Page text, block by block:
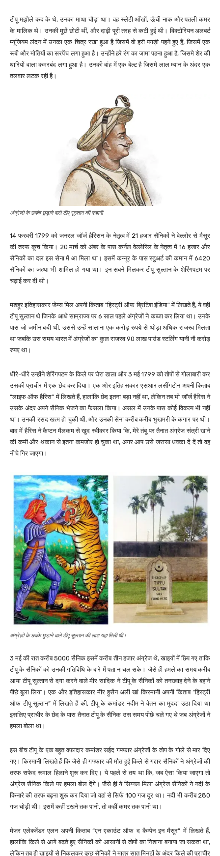
टीपू मझोले कद के थे, उनका माथा चौड़ा था। वह स्लेटी आँखों, ऊँची नाक और पतली कमर
के मालिक थे। उनकी मूछें छोटी थीं, और दाढ़ी पूरी तरह से कटी हुई थी। विक्टोरियन अलबर्ट
म्यूजियम लंदन में उनका एक चित्र रखा हुआ है जिसमें वो हरी पगड़ी पहने हुए हैं, जिसमें एक
रूबी और मोतियों का सरपेंच लगा हुआ है। उन्होंने हरे रंग का जामा पहना हुआ है, जिसमे शेर की
धारियों वाला कमरबंद लगा हुआ है। उनकी बांह में एक बेल्ट है जिसमे लाल म्यान के अंदर एक
तलवार लटक रही है।
अंग्रेज़ो के छक्के छुड़ाने वाले टीपू सुल्तान की कहानी
14 फरवरी 1799 को जनरल जॉर्ज हैरिसन के नेतृत्व में 21 हजार सैनिकों ने वेल्लोर से मैसूर
की तरफ कूच किया। 20 मार्च को अंबर के पास कर्नल वेल्लेस्लि के नेतृत्व में 16 हजार और
सैनिकों का दल इस सेना में आ मिला था। इसमें कन्नूर के पास स्टुअर्ट की कमान में 6420
सैनिकों का जत्था भी शामिल हो गया था। इन सबने मिलकर टीपू सुल्तान के शेरिंगपटम पर
चढ़ाई कर दी थी।
मशहूर इतिहासकार जेम्स मिल अपनी किताब “हिस्ट्री ऑफ ब्रिटिश इंडिया” में लिखते हैं, ये वही
टीपू सुल्तान थे जिनके आधे साम्राज्य पर 6 साल पहले अंग्रेजों ने कब्जा कर लिया था। उनके
पास जो जमीन बची थी, उससे उन्हें सालाना एक करोड़ रुपये से थोड़ा अधिक राजस्व मिलता
था जबकि उस समय भारत में अंग्रेजों का कुल राजस्व 90 लाख पाउंड स्टर्लिंग यानी नौ करोड़
रुपए था।
धीरे-धीरे उन्होंने शेरिंगपटम के किले पर घेरा डाला और 3 मई 1799 को तोपों से गोलाबारी कर
उसकी प्राचीर में एक छेद कर दिया। एक ओर इतिहासकार एसआर लसींगटोन अपनी किताब
“लाइफ ऑफ हैरिस” में लिखते हैं, हालांकि छेद इतना बड़ा नहीं था, लेकिन तब भी जॉर्ज हैरिस ने
उसके अंदर अपने सैनिक भेजने का फैसला किया। असल में उनके पास कोई विकल्प भी नहीं
था। उनकी रसद खत्म हो चुकी थी, और उनकी सेना करीब करीब भुखमरी के कगार पर थी।
बाद में हैरिस ने कैप्टन मैलकम से खुद स्वीकार किया कि, मेरे तंबू पर तैनात अंग्रेज संत्री खाने
की कमी और थकान से इतना कमजोर हो चुका था, अगर आप उसे जरासा धक्का दे दें तो वह
नीचे गिर जाएगा।
अंग्रेज़ो के छक्के छुड़ाने वाले टीपू सुल्तान की लाश यहा मिली थी।
3 मई की रात करीब 5000 सैनिक इसमें करीब तीन हजार अंग्रेज थे, खाइयों में छिप गए ताकि
टीपू के सैनिकों को उनकी गतिविधि के बारे में पता न चल सके। जैसे ही हमले का समय करीब
आया टीपू सुल्तान से दगा करने वाले मीर सादिक ने टीपू के सैनिकों को तनख्वाह देने के बहाने
पीछे बुला लिया। एक और इतिहासकार मीर हुसैन अली खां किरमानी अपनी किताब “हिस्ट्री
ऑफ टीपू सुल्तान” में लिखते हैं की, टीपू के कमांडर नदीम ने वेतन का मुददा उठा दिया था
इसलिए प्राचीर के छेद के पास तैनात टीपू के सैनिक उस समय पीछे चले गए थे जब अंग्रेजों ने
हमला बोला था।
इस बीच टीपू के एक बहुत वफादार कमांडर सईद गफ्फार अंग्रेजों के तोप के गोले से मार दिए
गए। किरमानी लिखते हैं कि जैसे ही गफ्फार की मौत हुई किले से गद्दार सैनिकों ने अंग्रेजों की
तरफ सफेद रूमाल हिलाने शुरू कर दिए। ये पहले से तय था कि, जब ऐसा किया जाएगा तो
अंग्रेज सैनिक किले पर हमला बोल देंगे। जैसे ही ये सिग्नल मिला अंग्रेज सैनिकों ने नदी के
किनारे की तरफ बढ़ना शुरू कर दिया जो वहां से सिर्फ 100 गज दूर था। नदी भी करीब 280
गज चोड़ी थी। इसमें कहीं टखने तक पानी, तो कहीं कमर तक पानी था।
मेजर एलेक्जेंडर एलन अपनी किताब “एन एकाउंट ऑफ द कैम्पेन इन मैसूर” में लिखते हैं,
हालांकि किले से आगे बढ़ते हुए सैनिकों को आसानी से तोपों का निशाना बनाया जा सकता था,
लेकिन तब ही खाइयों से निकलकर कुछ सैनिकों ने मात्र सात मिनटों के अंदर किले की प्राचीर